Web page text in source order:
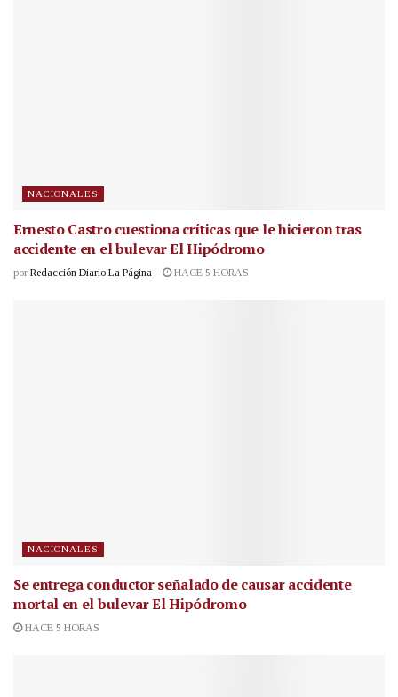
NACIONALES
Ernesto Castro cuestiona críticas que le hicieron tras
accidente en el bulevar El Hipódromo
por Redacción Diario La Página HACE 5 HORAS
NACIONALES
Se entrega conductor señalado de causar accidente
mortal en el bulevar El Hipódromo
HACE 5 HORAS